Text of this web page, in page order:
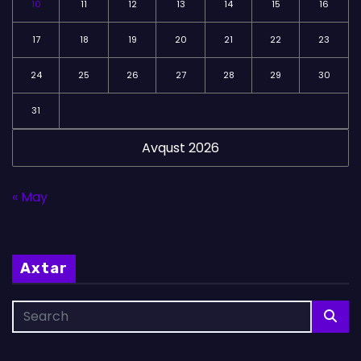
Avqust 2026
10 11 12 13 14 15 16
17 18 19 20 21 22 23
24 25 26 27 28 29 30
31
« May
Axtar